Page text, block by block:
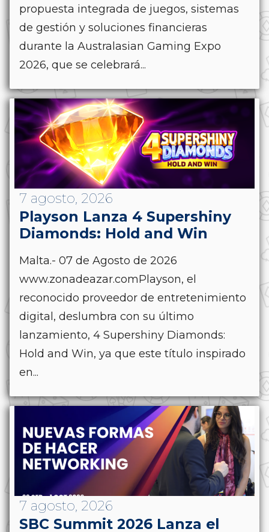
propuesta integrada de juegos, sistemas
de gestión y soluciones financieras
durante la Australasian Gaming Expo
2026, que se celebrará...
7 agosto, 2026
Playson Lanza 4 Supershiny
Diamonds: Hold and Win
Malta.- 07 de Agosto de 2026
www.zonadeazar.comPlayson, el
reconocido proveedor de entretenimiento
digital, deslumbra con su último
lanzamiento, 4 Supershiny Diamonds:
Hold and Win, ya que este título inspirado
en...
7 agosto, 2026
SBC Summit 2026 Lanza el